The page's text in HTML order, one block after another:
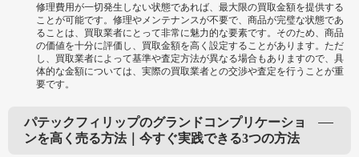
修理費用が一切発生しない状態であれば、最大限の買取金額を提供する
ことが可能です。修理やメンテナンスが不要で、商品が完璧な状態であ
ることは、買取業者にとって非常に魅力的な要素です。そのため、商品
の価値を十分に評価し、買取金額を高く設定することがあります。ただ
し、買取業者によって基準や査定方法が異なる場合もありますので、具
体的な金額については、実際の買取業者との交渉や査定を行うことが重
要です。
パテックフィリップのグランドコンプリケーショ
ンを高く売る方法｜今すぐ実践できる3つの方法